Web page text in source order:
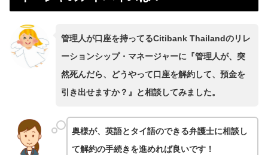
管理人が口座を持ってるCitibank Thailandのリレ
ーションシップ・マネージャーに『管理人が、突
然死んだら、どうやって口座を解約して、預金を
引き出せますか？』と相談してみました。
奥様が、英語とタイ語のできる弁護士に相談し
て解約の手続きを進めれば良いです！